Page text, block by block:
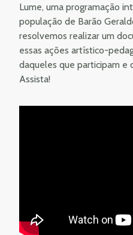
Lume, uma programação
população de Barão
resolvemos realizar um
essas ações artístico-
daqueles que participam e
Assista!